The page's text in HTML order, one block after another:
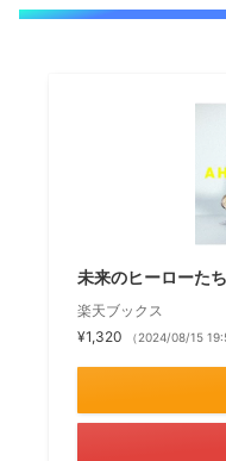
未来のヒーローた
楽天ブックス
¥1,320
（2024/08/15